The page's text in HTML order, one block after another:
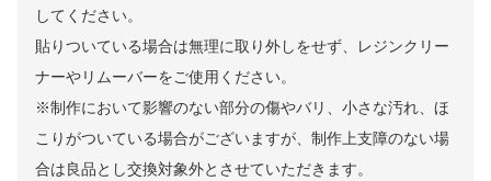
してください。
貼りついている場合は無理に取り外しをせず、レジンクリー
ナーやリムーバーをご使用ください。
※制作において影響のない部分の傷やバリ、小さな汚れ、ほ
こりがついている場合がございますが、制作上支障のない場
合は良品とし交換対象外とさせていただきます。